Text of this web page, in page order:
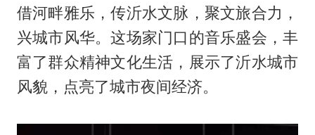
借河畔雅乐，传沂水文脉，聚文旅合力，
兴城市风华。这场家门口的音乐盛会，丰
富了群众精神文化生活，展示了沂水城市
风貌，点亮了城市夜间经济。